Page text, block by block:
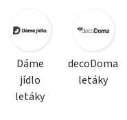
Dáme
jídlo
letáky
decoDoma
letáky